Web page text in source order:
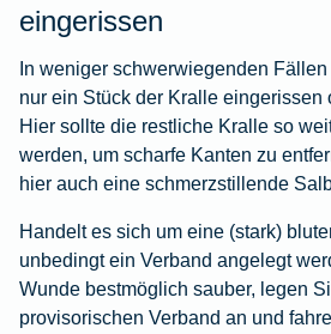
eingerissen
In weniger schwerwiegenden
nur ein Stück der Kralle eingerissen
Hier sollte die restliche Kralle so
werden, um scharfe Kanten zu
hier auch eine schmerzstillende
Handelt es sich um eine (stark)
unbedingt ein Verband angelegt
Wunde bestmöglich sauber, legen
provisorischen Verband an und